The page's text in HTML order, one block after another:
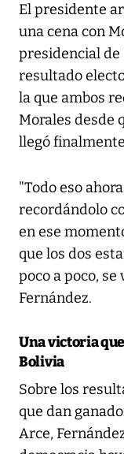
El presidente
una cena con
presidencial de
resultado
la que ambos
Morales desde
llegó
"Todo eso
recordándolo
en ese
que los dos
poco a poco,
Fernández.
Una victoria
Bolivia
Sobre los
que dan
Arce,